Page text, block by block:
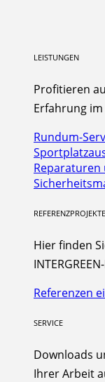
LEISTUNGEN
Profitieren
Erfahrung
Rundum-
Reparaturen
REFERENZPROJEKTE
Hier finden
Referenzen
SERVICE
Downloads
Ihrer Arbeit